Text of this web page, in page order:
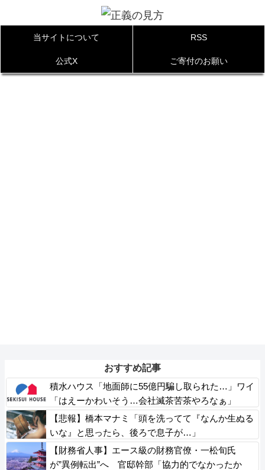
当サイトについて RSS
公式X ご寄付のお願い
おすすめ記事
積水ハウス「地面師に55億円騙し取られた…」ワイ
「はえーかわいそう…会社滅茶苦茶やろなぁ」
【悲報】橋本マナミ「頭を洗ってて『なんか生ぬる
いな』と思ったら、後ろで息子が…」
【財務省人事】エース級の財務官僚・一松旬氏
が”異例転出”へ 官邸幹部「協力的でなかったか